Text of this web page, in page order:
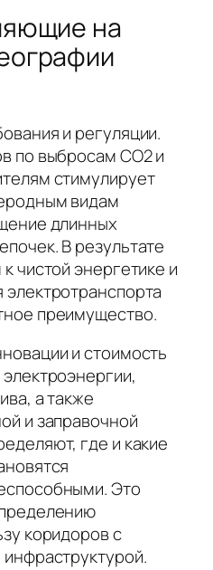
на
и регуляции.
по выбросам CO2 и
стимулирует
видам
длинных
В результате
чистой энергетике и
преимущество.
и стоимость
а также
и заправочной
где и какие
Это
коридоров с